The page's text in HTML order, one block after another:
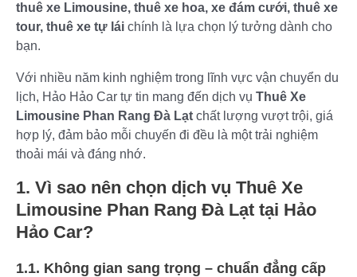
thuê xe Limousine, thuê xe hoa, xe đám cưới, thuê xe
tour, thuê xe tự lái chính là lựa chọn lý tưởng dành cho
bạn.
Với nhiều năm kinh nghiệm trong lĩnh vực vận chuyển du
lịch, Hảo Hảo Car tự tin mang đến dịch vụ Thuê Xe
Limousine Phan Rang Đà Lạt chất lượng vượt trội, giá
hợp lý, đảm bảo mỗi chuyến đi đều là một trải nghiệm
thoải mái và đáng nhớ.
1. Vì sao nên chọn dịch vụ Thuê Xe
Limousine Phan Rang Đà Lạt tại Hảo
Hảo Car?
1.1. Không gian sang trọng – chuẩn đẳng cấp